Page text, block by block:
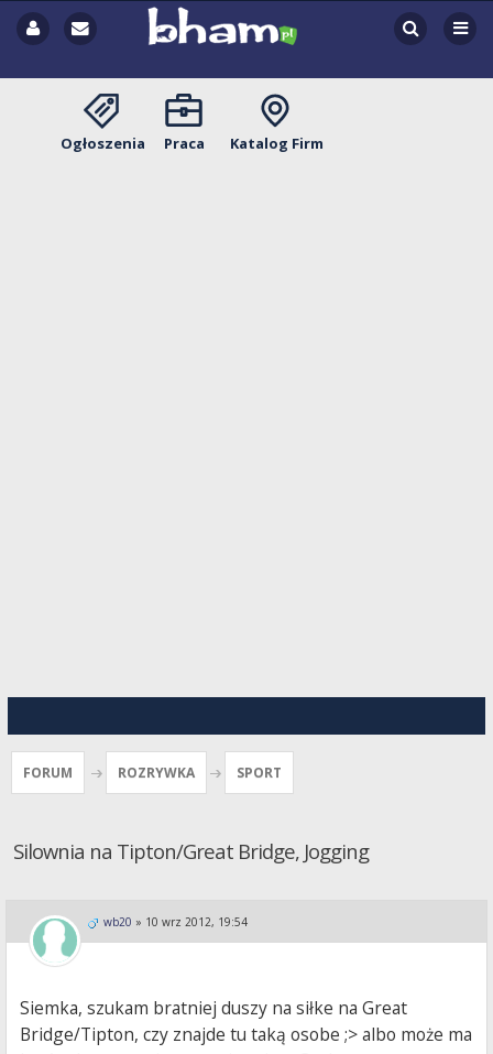
Ogłoszenia Praca Katalog Firm
FORUM ROZRYWKA SPORT
Silownia na Tipton/Great Bridge, Jogging
wb20 » 10 wrz 2012, 19:54
Siemka, szukam bratniej duszy na siłke na Great
Bridge/Tipton, czy znajde tu taką osobe ;> albo może ma